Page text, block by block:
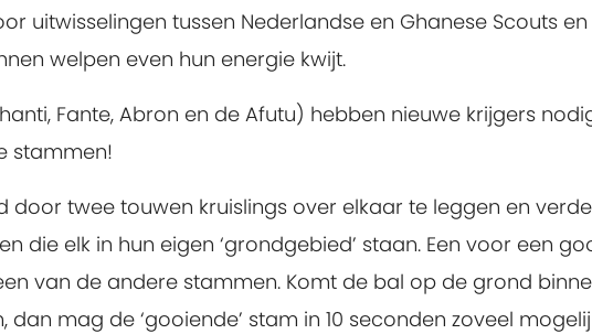
uitwisselingen tussen Nederlandse en Ghanese Scouts en
welpen even hun energie kwijt.
Fante, Abron en de Afutu) hebben nieuwe krijgers
stammen!
door twee touwen kruislings over elkaar te leggen en
die elk in hun eigen ‘grondgebied’ staan. Een voor een
van de andere stammen. Komt de bal op de grond
mag de ‘gooiende’ stam in 10 seconden zoveel